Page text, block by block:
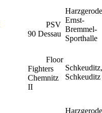
PSV
90 Dessau
Ernst-
Bremmel-
Sporthalle
Floor
Fighters
Chemnitz
II
Schkeuditz,
Schkeuditz